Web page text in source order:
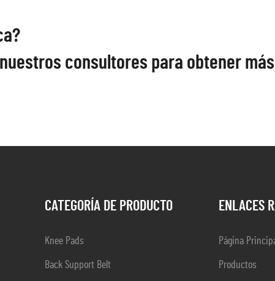
consultores para obtener
CATEGORÍA DE PRODUCTO
Knee Pads
Back Support Belt
ENLACES
Página
Productos